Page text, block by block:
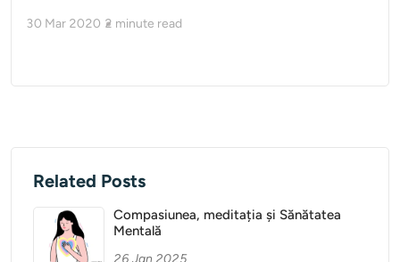
30 Mar 2020 2 minute read
Related Posts
Compasiunea, meditația și Sănătatea
Mentală
26 Jan 2025